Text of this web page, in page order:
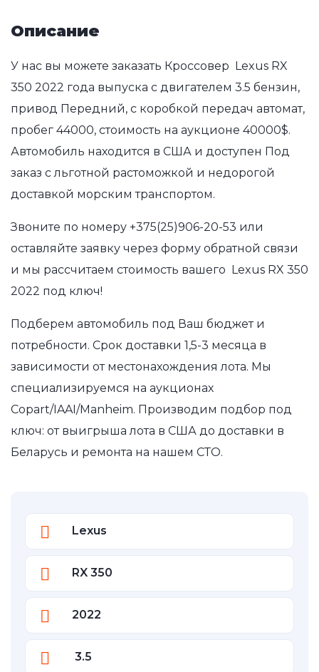
Описание
У нас вы можете заказать Кроссовер Lexus RX
350 2022 года выпуска с двигателем 3.5 бензин,
привод Передний, с коробкой передач автомат,
пробег 44000, стоимость на аукционе 40000$.
Автомобиль находится в США и доступен Под
заказ с льготной растоможкой и недорогой
доставкой морским транспортом.
Звоните по номеру +375(25)906-20-53 или
оставляйте заявку через форму обратной связи
и мы рассчитаем стоимость вашего Lexus RX 350
2022 под ключ!
Подберем автомобиль под Ваш бюджет и
потребности. Срок доставки 1,5-3 месяца в
зависимости от местонахождения лота. Мы
специализируемся на аукционах
Copart/IAAI/Manheim. Производим подбор под
ключ: от выигрыша лота в США до доставки в
Беларусь и ремонта на нашем СТО.
Lexus
RX 350
2022
3.5